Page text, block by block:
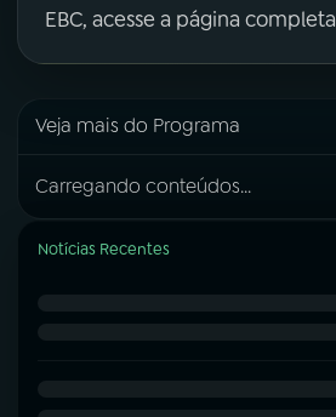
EBC, acesse a página completa
Veja mais do Programa
Carregando conteúdos...
Notícias Recentes